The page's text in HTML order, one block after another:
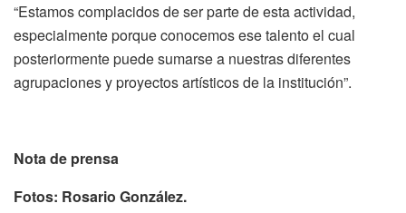
“Estamos complacidos de ser parte de esta actividad,
especialmente porque conocemos ese talento el cual
posteriormente puede sumarse a nuestras diferentes
agrupaciones y proyectos artísticos de la institución”.
Nota de prensa
Fotos: Rosario González.